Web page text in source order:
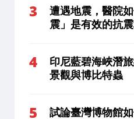
遭遇地震，醫院
震」是有效的抗
印尼藍碧海峽潛
景觀與博比特蟲
試論臺灣博物館